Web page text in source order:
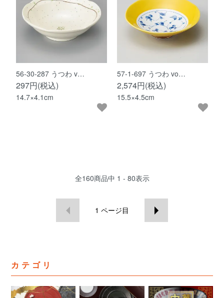
56-30-287 うつわ v…
297円(税込)
14.7×4.1cm
57-1-697 うつわ vo…
2,574円(税込)
15.5×4.5cm
全160商品中 1 - 80表示
1 ページ目
カテゴリ